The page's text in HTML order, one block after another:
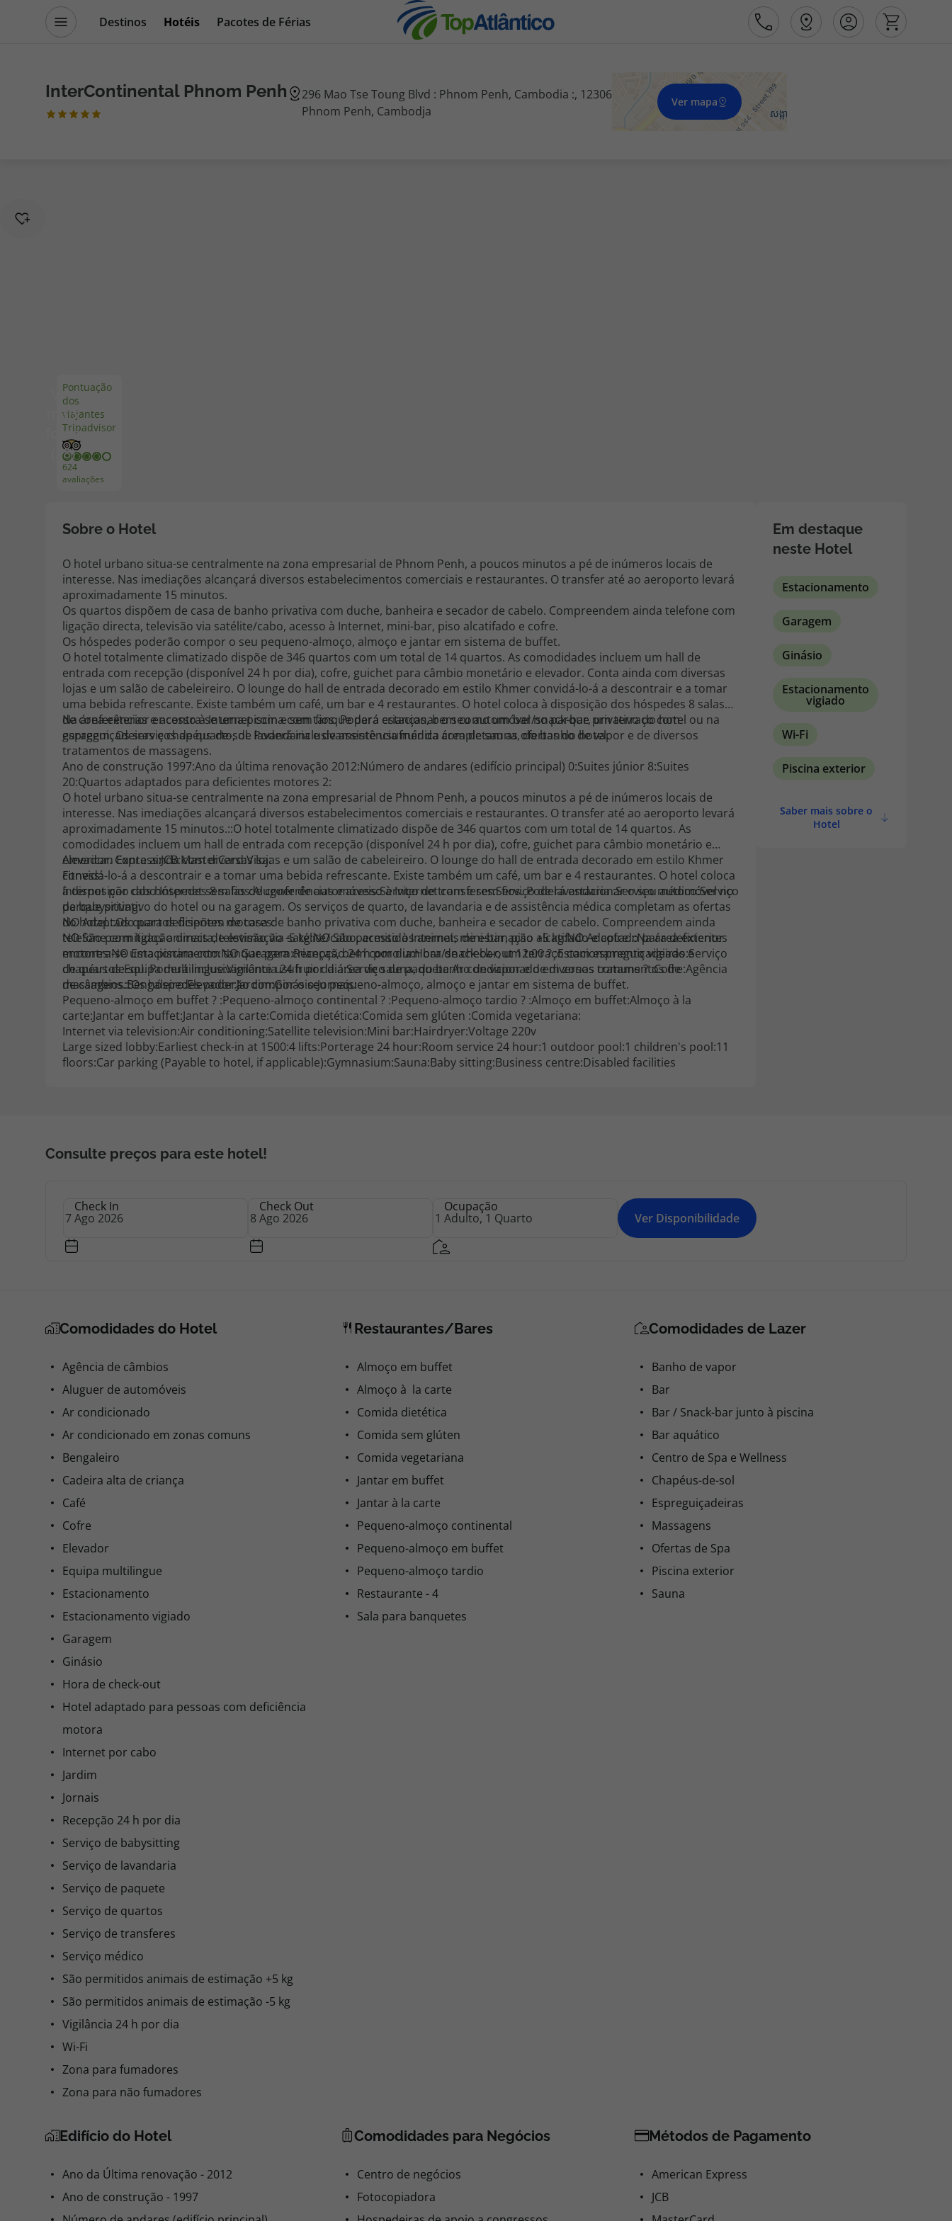
Destinos Hotéis
Pacotes de Férias
Disneyland ® Paris
Área de Cliente
InterContinental Phnom Penh
296 Mao Tse Toung Blvd : Phnom Penh, Cambodia :, 12306
Phnom Penh, Cambodja
Ver mapa
Pontuação
dos
viajantes
Tripadvisor
624
avaliações
Ver
mais
fotos
(28)
Sobre o Hotel
O hotel urbano situa-se centralmente na zona empresarial de Phnom Penh, a poucos minutos a pé de inúmeros locais de
interesse. Nas imediações alcançará diversos estabelecimentos comerciais e restaurantes. O transfer até ao aeroporto levará
aproximadamente 15 minutos.
Os quartos dispõem de casa de banho privativa com duche, banheira e secador de cabelo. Compreendem ainda telefone com
ligação directa, televisão via satélite/cabo, acesso à Internet, mini-bar, piso alcatifado e cofre.
Os hóspedes poderão compor o seu pequeno-almoço, almoço e jantar em sistema de buffet.
O hotel totalmente climatizado dispõe de 346 quartos com um total de 14 quartos. As comodidades incluem um hall de
entrada com recepção (disponível 24 h por dia), cofre, guichet para câmbio monetário e elevador. Conta ainda com diversas
lojas e um salão de cabeleireiro. O lounge do hall de entrada decorado em estilo Khmer convidá-lo-á a descontrair e a tomar
uma bebida refrescante. Existe também um café, um bar e 4 restaurantes. O hotel coloca à disposição dos hóspedes 8 salas
de conferências e acesso à Internet com e sem fios. Poderá estacionar o seu automóvel no parque privativo do hotel ou na
garagem. Os serviços de quarto, de lavandaria e de assistência médica completam as ofertas do hotel.
Na área exterior encontra-se uma piscina com tanque para crianças, bem como um bar/snack-bar, um terraço com
espreguiçadeiras e chapéus-de-sol. Poderá inclusivamente usufruir da área de sauna, do banho de vapor e de diversos
tratamentos de massagens.
Ano de construção 1997:Ano da última renovação 2012:Número de andares (edifício principal) 0:Suites júnior 8:Suites
20:Quartos adaptados para deficientes motores 2:
O hotel urbano situa-se centralmente na zona empresarial de Phnom Penh, a poucos minutos a pé de inúmeros locais de
interesse. Nas imediações alcançará diversos estabelecimentos comerciais e restaurantes. O transfer até ao aeroporto levará
aproximadamente 15 minutos.::O hotel totalmente climatizado dispõe de 346 quartos com um total de 14 quartos. As
comodidades incluem um hall de entrada com recepção (disponível 24 h por dia), cofre, guichet para câmbio monetário e
elevador. Conta ainda com diversas lojas e um salão de cabeleireiro. O lounge do hall de entrada decorado em estilo Khmer
convidá-lo-á a descontrair e a tomar uma bebida refrescante. Existe também um café, um bar e 4 restaurantes. O hotel coloca
à disposição dos hóspedes 8 salas de conferências e acesso à Internet com e sem fios. Poderá estacionar o seu automóvel no
parque privativo do hotel ou na garagem. Os serviços de quarto, de lavandaria e de assistência médica completam as ofertas
do hotel.::Os quartos dispõem de casa de banho privativa com duche, banheira e secador de cabelo. Compreendem ainda
telefone com ligação directa, televisão via satélite/cabo, acesso à Internet, mini-bar, piso alcatifado e cofre.::Na área exterior
encontra-se uma piscina com tanque para crianças, bem como um bar/snack-bar, um terraço com espreguiçadeiras e
chapéus-de-sol. Poderá inclusivamente usufruir da área de sauna, do banho de vapor e de diversos tratamentos de
massagens.::Os hóspedes poderão compor o seu pequeno-almoço, almoço e jantar em sistema de buffet.
American Express:JCB:MasterCard:Visa:
Fitness:
Internet por cabo:Internet sem fios:Aluguer de automóveis:Serviço de transferes:Serviço de lavandaria :Serviço médico:Serviço
de babysitting:
NO Adaptado para deficientes motores:
NO São permitidos animais de estimação -5 kg:NO São permitidos animais de estimação +5 kg:NO Adaptado para deficientes
motores:NO Estacionamento:NO Garagem:Recepção 24 h por dia:Hora de check-out 12:00 ? :Estacionamento vigiado:Serviço
de quartos:Equipa multilingue:Vigilância 24 h por dia:Serviço de paquete:Ar condicionado em zonas comuns ? :Cofre:Agência
de câmbios:Bengaleiro:Elevador:Jardim:Ginásio:Jornais:
Pequeno-almoço em buffet ? :Pequeno-almoço continental ? :Pequeno-almoço tardio ? :Almoço em buffet:Almoço à la
carte:Jantar em buffet:Jantar à la carte:Comida dietética:Comida sem glúten :Comida vegetariana:
Internet via television:Air conditioning:Satellite television:Mini bar:Hairdryer:Voltage 220v
Large sized lobby:Earliest check-in at 1500:4 lifts:Porterage 24 hour:Room service 24 hour:1 outdoor pool:1 children's pool:11
floors:Car parking (Payable to hotel, if applicable):Gymnasium:Sauna:Baby sitting:Business centre:Disabled facilities
Em destaque
neste Hotel
Estacionamento
Garagem
Ginásio
Estacionamento
vigiado
Wi-Fi
Piscina exterior
Saber mais sobre o
Hotel
Consulte preços para este hotel!
Check In Check Out Ocupação
Ver Disponibilidade
Comodidades do Hotel
Agência de câmbios
Aluguer de automóveis
Ar condicionado
Ar condicionado em zonas comuns
Bengaleiro
Cadeira alta de criança
Café
Cofre
Elevador
Equipa multilingue
Estacionamento
Estacionamento vigiado
Garagem
Ginásio
Hora de check-out
Hotel adaptado para pessoas com deficiência
motora
Internet por cabo
Jardim
Jornais
Recepção 24 h por dia
Serviço de babysitting
Serviço de lavandaria
Serviço de paquete
Serviço de quartos
Serviço de transferes
Serviço médico
São permitidos animais de estimação +5 kg
São permitidos animais de estimação -5 kg
Vigilância 24 h por dia
Wi-Fi
Zona para fumadores
Zona para não fumadores
Restaurantes/Bares
Almoço em buffet
Almoço à la carte
Comida dietética
Comida sem glúten
Comida vegetariana
Jantar em buffet
Jantar à la carte
Pequeno-almoço continental
Pequeno-almoço em buffet
Pequeno-almoço tardio
Restaurante - 4
Sala para banquetes
Comodidades de Lazer
Banho de vapor
Bar
Bar / Snack-bar junto à piscina
Bar aquático
Centro de Spa e Wellness
Chapéus-de-sol
Espreguiçadeiras
Massagens
Ofertas de Spa
Piscina exterior
Sauna
Edifício do Hotel
Ano da Última renovação - 2012
Ano de construção - 1997
Comodidades para Negócios
Centro de negócios
Fotocopiadora
Métodos de Pagamento
American Express
JCB